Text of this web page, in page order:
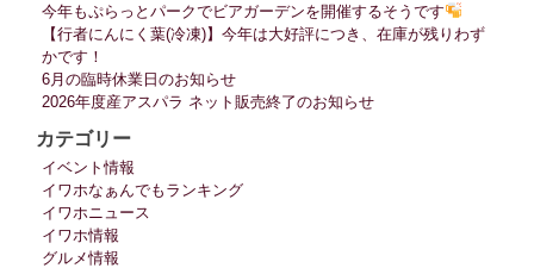
今年もぷらっとパークでビアガーデンを開催するそうです
【行者にんにく葉(冷凍)】今年は大好評につき、在庫が残りわず
かです！
6月の臨時休業日のお知らせ
2026年度産アスパラ ネット販売終了のお知らせ
カテゴリー
イベント情報
イワホなぁんでもランキング
イワホニュース
イワホ情報
グルメ情報